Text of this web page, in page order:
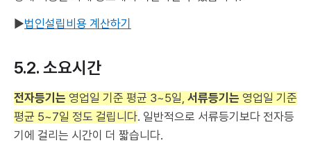
▶법인설립비용 계산하기
5.2. 소요시간
전자등기는 영업일 기준 평균 3~5일, 서류등기는 영업일 기준
평균 5~7일 정도 걸립니다. 일반적으로 서류등기보다 전자등
기에 걸리는 시간이 더 짧습니다.